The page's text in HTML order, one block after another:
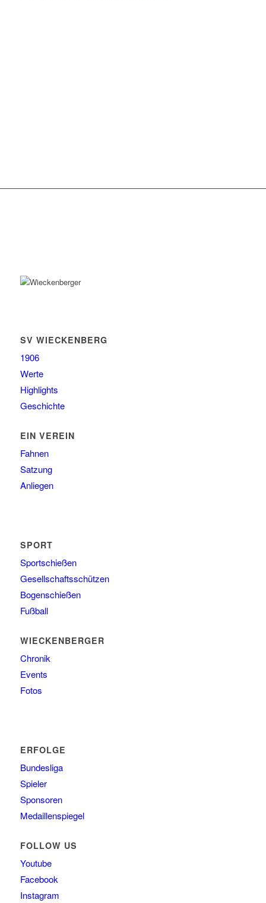
SV WIECKENBERG
1906
Werte
Highlights
Geschichte
EIN VEREIN
Fahnen
Satzung
Anliegen
SPORT
Sportschießen
Gesellschaftsschützen
Bogenschießen
Fußball
WIECKENBERGER
Chronik
Events
Fotos
ERFOLGE
Bundesliga
Spieler
Sponsoren
Medaillenspiegel
FOLLOW US
Youtube
Facebook
Instagram